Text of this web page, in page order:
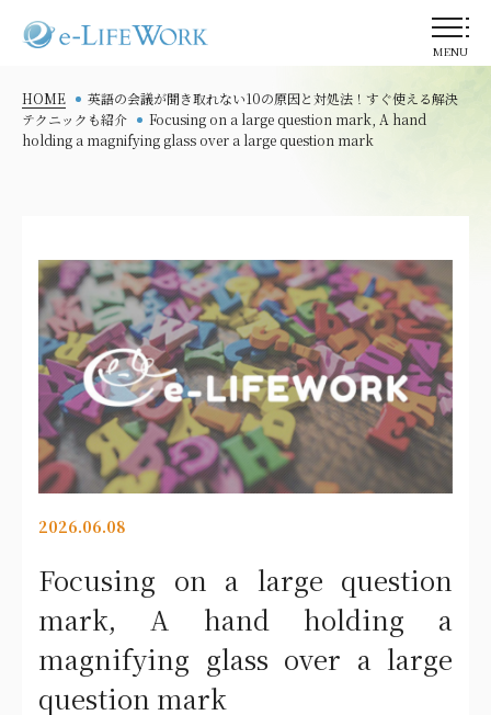
MENU
HOME
英語の会議が聞き取れない10の原因と対処法！すぐ使える解決
テクニックも紹介
Focusing on a large question mark, A hand
holding a magnifying glass over a large question mark
2026.06.08
Focusing on a large question
mark, A hand holding a
magnifying glass over a large
question mark